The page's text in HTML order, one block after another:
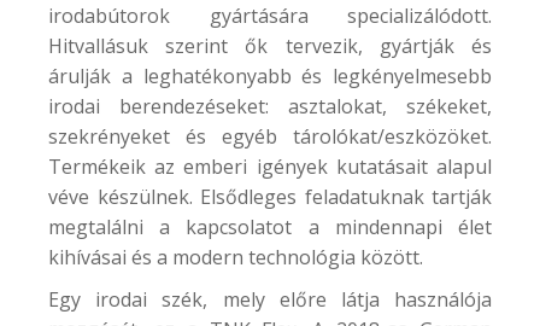
irodabútorok gyártására specializálódott.
Hitvallásuk szerint ők tervezik, gyártják és
árulják a leghatékonyabb és legkényelmesebb
irodai berendezéseket: asztalokat, székeket,
szekrényeket és egyéb tárolókat/eszközöket.
Termékeik az emberi igények kutatásait alapul
véve készülnek. Elsődleges feladatuknak tartják
megtalálni a kapcsolatot a mindennapi élet
kihívásai és a modern technológia között.
Egy irodai szék, mely előre látja használója